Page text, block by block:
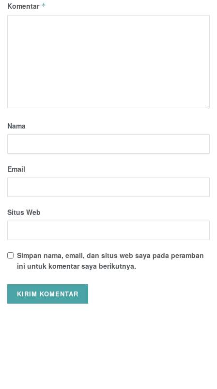
Komentar *
Nama
Email
Situs Web
Simpan nama, email, dan situs web saya pada peramban
ini untuk komentar saya berikutnya.